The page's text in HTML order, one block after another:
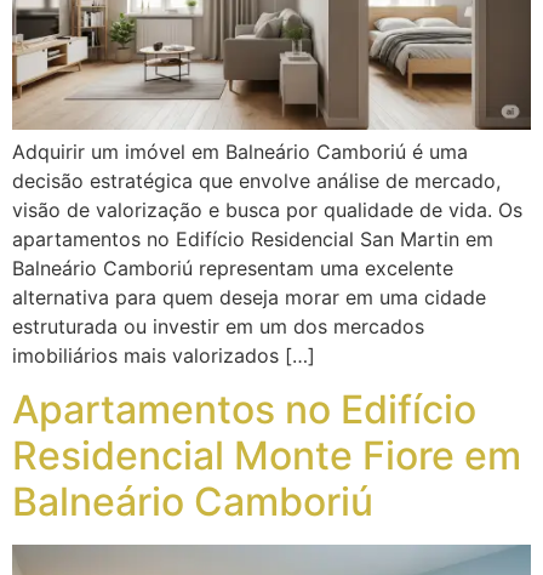
Adquirir um imóvel em Balneário Camboriú é uma
decisão estratégica que envolve análise de mercado,
visão de valorização e busca por qualidade de vida. Os
apartamentos no Edifício Residencial San Martin em
Balneário Camboriú representam uma excelente
alternativa para quem deseja morar em uma cidade
estruturada ou investir em um dos mercados
imobiliários mais valorizados […]
Apartamentos no Edifício
Residencial Monte Fiore em
Balneário Camboriú